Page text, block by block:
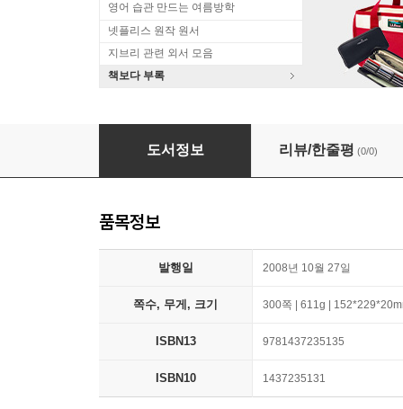
영어 습관 만드는 여름방학
넷플리스 원작 원서
지브리 관련 외서 모음
책보다 부록
Little Walter
도서정보 리뷰/한줄평 (0/0)
품목정보
발행일 2008년 10월 27일
쪽수, 무게, 크기 300쪽 | 611g |
ISBN13 9781437235135
ISBN10 1437235131